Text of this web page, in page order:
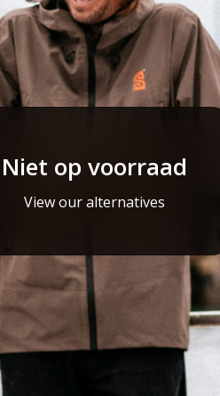
Niet op voorraad
View our alternatives